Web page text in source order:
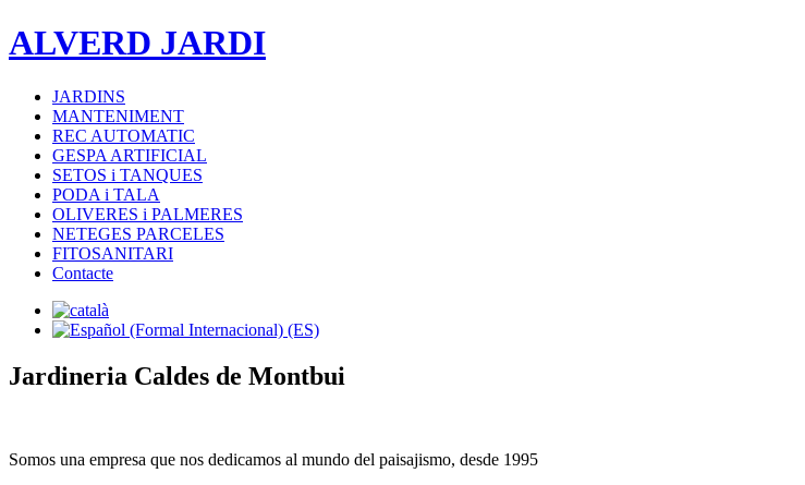
ALVERD JARDI
JARDINS
MANTENIMENT
REC AUTOMATIC
GESPA ARTIFICIAL
SETOS i TANQUES
PODA i TALA
OLIVERES i PALMERES
NETEGES PARCELES
FITOSANITARI
Contacte
Jardineria Caldes de Montbui
Somos una empresa que nos dedicamos al mundo del paisajismo, desde 1995